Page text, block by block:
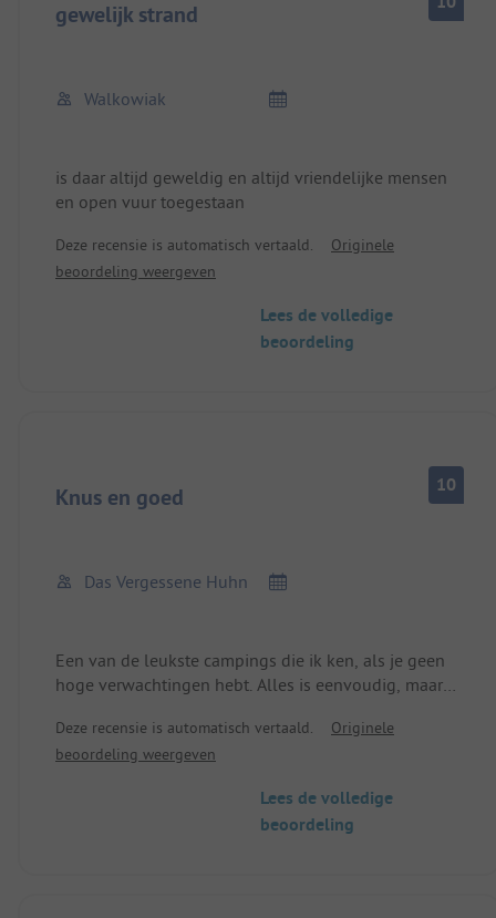
Afval op het strand en paardenmest op het veld zelf
zeker niet naar deze camping.
Jammer, want de camping zelf is erg mooi gelegen.
gewelijk strand
Walkowiak
is daar altijd geweldig en altijd vriendelijke mensen
en open vuur toegestaan
Deze recensie is automatisch vertaald.
Originele
beoordeling weergeven
Lees de volledige
beoordeling
Knus en goed 10
Das Vergessene Huhn
Een van de leukste campings die ik ken, als je geen
hoge verwachtingen hebt. Alles is eenvoudig, maar
boerderij. Vooral geschikt voor kleine kinderen.
Deze recensie is automatisch vertaald.
Originele
beoordeling weergeven
Lees de volledige
beoordeling